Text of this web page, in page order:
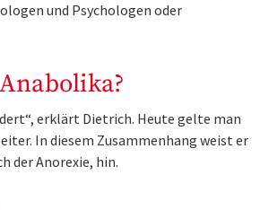
und Psychologen oder
erklärt Dietrich. Heute gelte man
In diesem Zusammenhang weist er
der Anorexie, hin.